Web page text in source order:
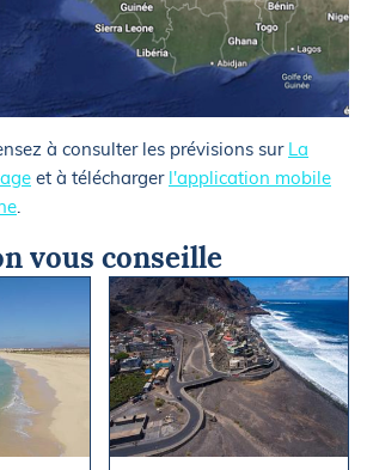
à consulter les prévisions sur La
et à télécharger l'application mobile
.
vous conseille